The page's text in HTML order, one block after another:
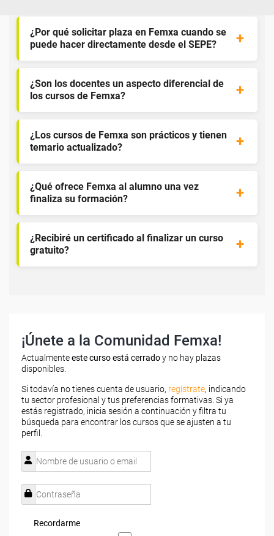
¿Por qué solicitar plaza en Femxa cuando se
puede hacer directamente desde el SEPE?
¿Son los docentes un aspecto diferencial de
los cursos de Femxa?
¿Los cursos de Femxa son prácticos y tienen
temario actualizado?
¿Qué ofrece Femxa al alumno una vez
finaliza su formación?
¿Recibiré un certificado al finalizar un curso
gratuito?
¡Únete a la Comunidad Femxa!
Actualmenteeste curso está cerradoy no hay plazas
disponibles.
Si todavía no tienes cuenta de usuario, regístrate, indicando
tu sector profesional y tus preferencias formativas. Si ya
estás registrado, inicia sesión a continuación y filtra tu
búsqueda para encontrar los cursos que se ajusten a tu
perfil.
Recordarme